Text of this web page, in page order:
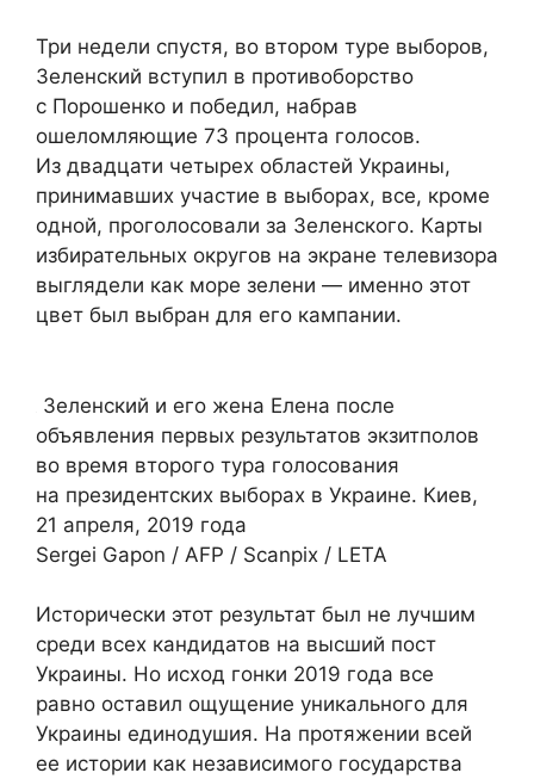
Три недели спустя, во втором туре выборов,
Зеленский вступил в противоборство
с Порошенко и победил, набрав
ошеломляющие 73 процента голосов.
Из двадцати четырех областей Украины,
принимавших участие в выборах, все, кроме
одной, проголосовали за Зеленского. Карты
избирательных округов на экране телевизора
выглядели как море зелени — именно этот
цвет был выбран для его кампании.
Зеленский и его жена Елена после
объявления первых результатов экзитполов
во время второго тура голосования
на президентских выборах в Украине. Киев,
21 апреля, 2019 года
Sergei Gapon / AFP / Scanpix / LETA
Исторически этот результат был не лучшим
среди всех кандидатов на высший пост
Украины. Но исход гонки 2019 года все
равно оставил ощущение уникального для
Украины единодушия. На протяжении всей
ее истории как независимого государства